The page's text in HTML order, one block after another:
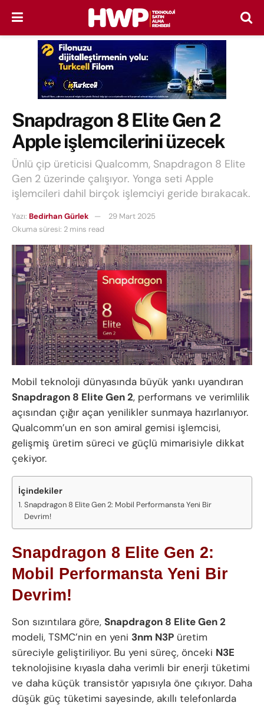
Snapdragon 8 Elite Gen 2
Apple işlemcilerini üzecek
Ünlü çip üreticisi Qualcomm, Snapdragon 8 Elite
Gen 2 üzerinde çalışıyor. Yonga seti Apple
işlemcileri dahil birçok işlemciyi geride bırakacak.
Yazı: Bedirhan Gürlek
29 Mart 2025
Okuma süresi: 2 mins read
Mobil teknoloji dünyasında büyük yankı uyandıran
Snapdragon 8 Elite Gen 2, performans ve verimlilik
açısından çığır açan yenilikler sunmaya hazırlanıyor.
Qualcomm’un en son amiral gemisi işlemcisi,
gelişmiş üretim süreci ve güçlü mimarisiyle dikkat
çekiyor.
İçindekiler
Snapdragon 8 Elite Gen 2: Mobil Performansta Yeni Bir
Devrim!
Snapdragon 8 Elite Gen 2:
Mobil Performansta Yeni Bir
Devrim!
Son sızıntılara göre, Snapdragon 8 Elite Gen 2
modeli, TSMC’nin en yeni 3nm N3P üretim
süreciyle geliştiriliyor. Bu yeni süreç, önceki N3E
teknolojisine kıyasla daha verimli bir enerji tüketimi
ve daha küçük transistör yapısıyla öne çıkıyor. Daha
düşük güç tüketimi sayesinde, akıllı telefonlarda